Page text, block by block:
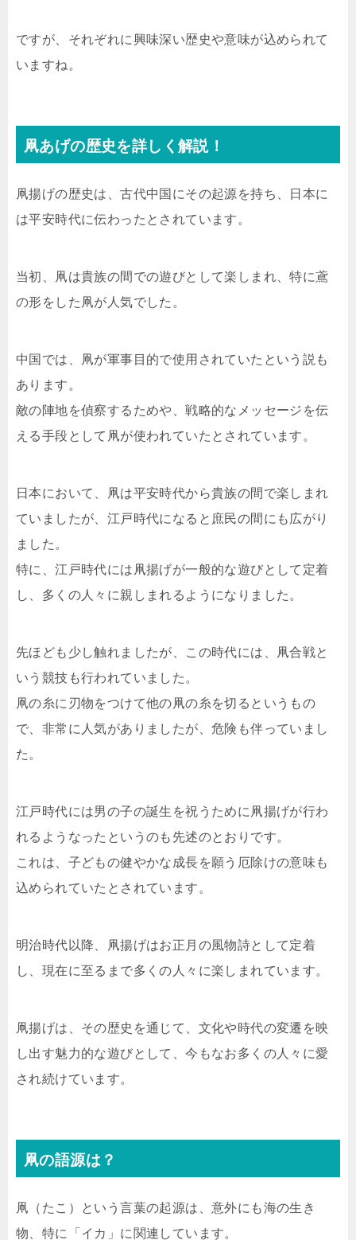
ですが、それぞれに興味深い歴史や意味が込められて
いますね。
凧あげの歴史を詳しく解説！
凧揚げの歴史は、古代中国にその起源を持ち、日本に
は平安時代に伝わったとされています。
当初、凧は貴族の間での遊びとして楽しまれ、特に鳶
の形をした凧が人気でした。
中国では、凧が軍事目的で使用されていたという説も
あります。
敵の陣地を偵察するためや、戦略的なメッセージを伝
える手段として凧が使われていたとされています。
日本において、凧は平安時代から貴族の間で楽しまれ
ていましたが、江戸時代になると庶民の間にも広がり
ました。
特に、江戸時代には凧揚げが一般的な遊びとして定着
し、多くの人々に親しまれるようになりました。
先ほども少し触れましたが、この時代には、凧合戦と
いう競技も行われていました。
凧の糸に刃物をつけて他の凧の糸を切るというもの
で、非常に人気がありましたが、危険も伴っていまし
た。
江戸時代には男の子の誕生を祝うために凧揚げが行わ
れるようなったというのも先述のとおりです。
これは、子どもの健やかな成長を願う厄除けの意味も
込められていたとされています。
明治時代以降、凧揚げはお正月の風物詩として定着
し、現在に至るまで多くの人々に楽しまれています。
凧揚げは、その歴史を通じて、文化や時代の変遷を映
し出す魅力的な遊びとして、今もなお多くの人々に愛
され続けています。
凧の語源は？
凧（たこ）という言葉の起源は、意外にも海の生き
物、特に「イカ」に関連しています。